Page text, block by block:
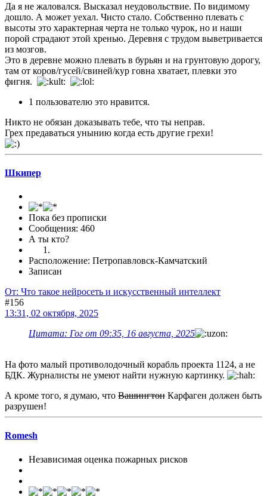
Да я не жаловался. Высказал неудовольствие. По видимому
дошло. А может уехал. Чисто стало. Собственно плевать с
высоты это характерная черта не только чурок, но и наши
порой страдают этой хренью. Деревня с трудом выветривается
из мозгов.
Это в деревне можно плевать в бурьян и на грунтовую дорогу,
там от коров/гусей/свиней/кур говна хватает, плевки это
фигня.
1 пользователю это нравится.
Никто не обязан доказывать тебе, что ты неправ.
Грех предаваться унынию когда есть другие грехи!
Шкипер
Пока без прописки
Сообщения: 460
А ты кто?
Расположение: Петропавловск-Камчатский
Записан
От: Что такое нейросеть и искусственный интеллект
#156
13:31, 02 октября, 2025
Цитата: Гог от 09:35, 16 августа, 2025
На фото малый противолодочный корабль проекта 1124, а не
БДК. Журналисты не умеют найти нужную картинку.
А кроме того, я думаю, что Вашингтон Карфаген должен быть
разрушен!
Romesh
Независимая оценка пожарных рисков